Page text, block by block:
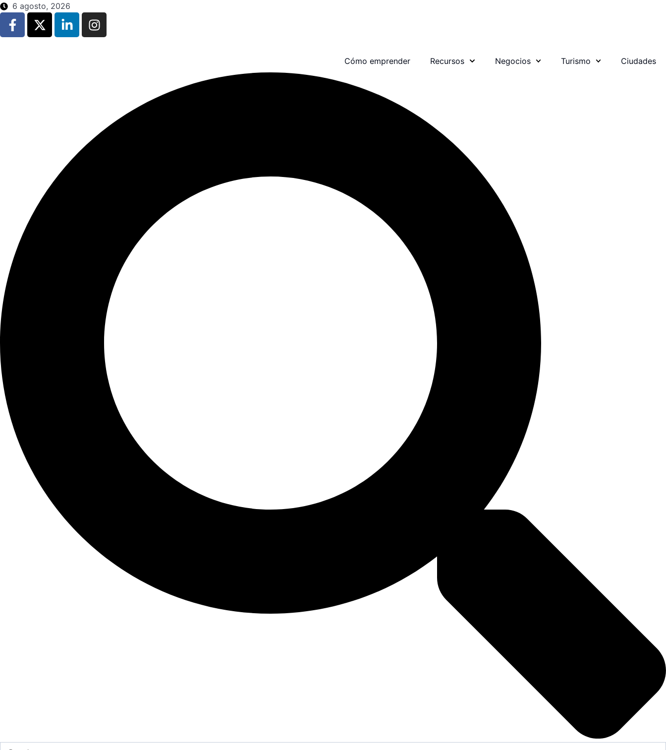
6 agosto, 2026
Cómo emprender Recursos Negocios Turismo Ciudades